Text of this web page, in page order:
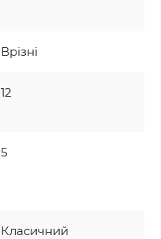
Врізні
12
5
Класичний